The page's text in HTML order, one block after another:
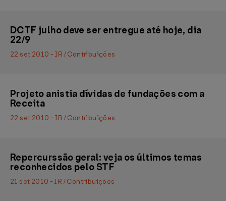
DCTF julho deve ser entregue até hoje, dia
22/9
22 set 2010 - IR / Contribuições
Projeto anistia dívidas de fundações com a
Receita
22 set 2010 - IR / Contribuições
Repercurssão geral: veja os últimos temas
reconhecidos pelo STF
21 set 2010 - IR / Contribuições